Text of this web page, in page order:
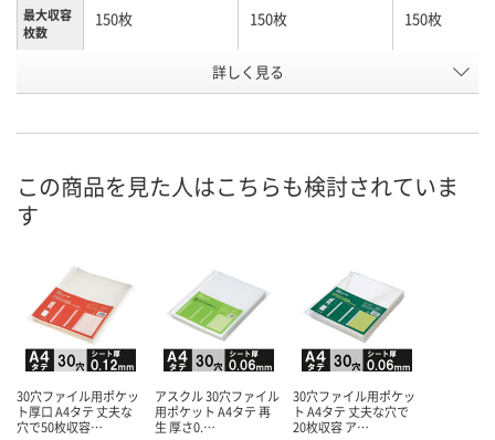
最大収容
枚数
150枚 150枚 150枚
ピンク
号
お届け日
数量
カゴへ カゴへ
詳しく見る
この商品を見た人はこちらも検討されていま
す
30穴ファイル用ポケッ
ト厚口 A4タテ 丈夫な
穴で50枚収容…
アスクル 30穴ファイル
用ポケット A4タテ 再
生 厚さ0.…
30穴ファイル用ポケッ
ト A4タテ 丈夫な穴で
20枚収容 ア…